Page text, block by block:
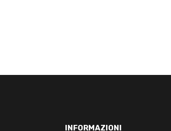
INFORMAZIONI